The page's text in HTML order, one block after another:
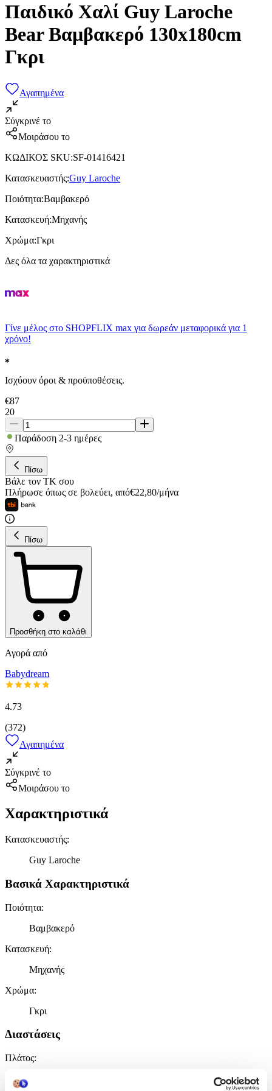
Παιδικό Χαλί Guy Laroche
Bear Βαμβακερό 130x180cm
Γκρι
Αγαπημένα
Σύγκρινέ το
Μοιράσου το
ΚΩΔΙΚΟΣ SKU:SF-01416421
Κατασκευαστής:Guy Laroche
Ποιότητα:Βαμβακερό
Κατασκευή:Μηχανής
Χρώμα:Γκρι
Δες όλα τα χαρακτηριστικά
Γίνε μέλος στο SHOPFLIX max για δωρεάν μεταφορικά για 1
χρόνο!
Ισχύουν όροι & προϋποθέσεις.
€87
20
Παράδοση 2-3 ημέρες
Πίσω
Βάλε τον ΤΚ σου
Πλήρωσε όπως σε βολεύει, από€22,80/μήνα
Πίσω
Προσθήκη στο καλάθι
Αγορά από
Babydream
4.73
(372)
Αγαπημένα
Σύγκρινέ το
Μοιράσου το
Χαρακτηριστικά
Κατασκευαστής:
Guy Laroche
Βασικά Χαρακτηριστικά
Ποιότητα:
Βαμβακερό
Κατασκευή:
Μηχανής
Χρώμα:
Γκρι
Διαστάσεις
Πλάτος: